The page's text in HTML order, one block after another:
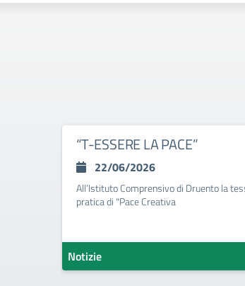
“T-ESSERE LA PACE”
22/06/2026
All’Istituto Comprensivo di Druento la
pratica di "Pace Creativa
Notizie